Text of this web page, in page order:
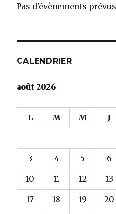
Pas d'évènements
CALENDRIER
août 2026
L M M J
3 4 5 6
10 11 12 13
17 18 19 20